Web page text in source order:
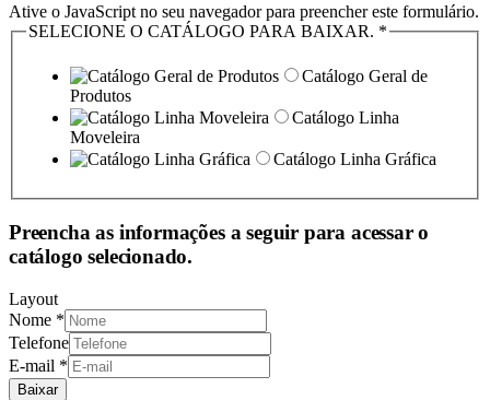
Ative o JavaScript no seu navegador para preencher este formulário.
SELECIONE O CATÁLOGO PARA BAIXAR. *
Catálogo Geral de
Produtos
Catálogo Linha
Moveleira
Catálogo Linha Gráfica
Preencha as informações a seguir para acessar o
catálogo selecionado.
Layout
Nome *
Telefone
E-mail *
Baixar